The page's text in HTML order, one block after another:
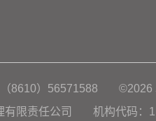
（8610）56571588
©2026
限责任公司
机构代码：